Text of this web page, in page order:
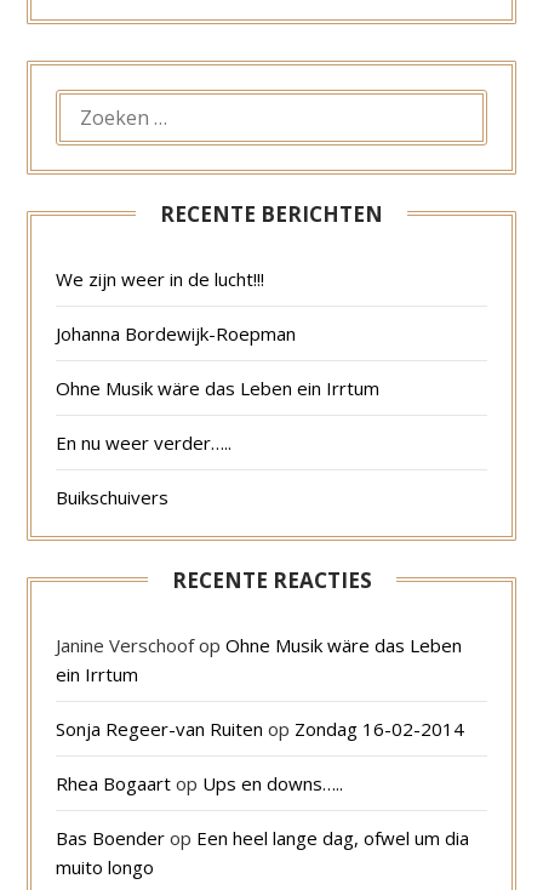
ZOEKEN
NAAR:
RECENTE BERICHTEN
We zijn weer in de lucht!!!
Johanna Bordewijk-Roepman
Ohne Musik wäre das Leben ein Irrtum
En nu weer verder…..
Buikschuivers
RECENTE REACTIES
Janine VerschoofopOhne Musik wäre das Leben
ein Irrtum
Sonja Regeer-van Ruiten op Zondag 16-02-2014
Rhea Bogaart op Ups en downs…..
Bas Boender op Een heel lange dag, ofwel um dia
muito longo